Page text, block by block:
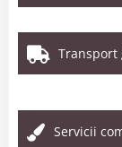
Transport
Servicii